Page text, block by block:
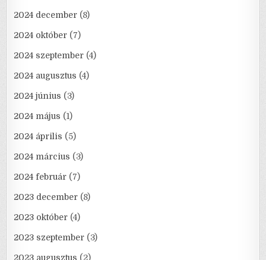
2024 december (8)
2024 október (7)
2024 szeptember (4)
2024 augusztus (4)
2024 június (3)
2024 május (1)
2024 április (5)
2024 március (3)
2024 február (7)
2023 december (8)
2023 október (4)
2023 szeptember (3)
2023 augusztus (2)